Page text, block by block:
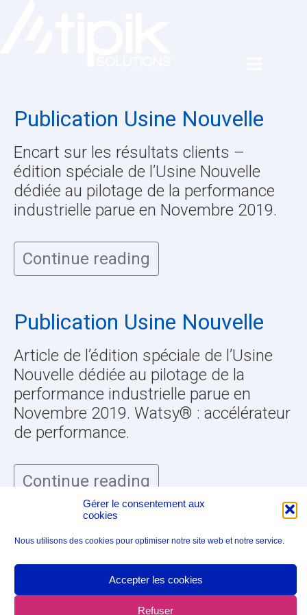
Gérer le consentement aux
cookies
Nous utilisons des cookies pour optimiser notre site web et notre service.
Accepter les cookies
Refuser
Publication Usine Nouvelle
Encart sur les résultats clients –
édition spéciale de l’Usine Nouvelle
dédiée au pilotage de la performance
industrielle parue en Novembre 2019.
Continue reading
Publication Usine Nouvelle
Article de l’édition spéciale de l’Usine
Nouvelle dédiée au pilotage de la
performance industrielle parue en
Novembre 2019. Watsy® : accélérateur
de performance.
Continue reading